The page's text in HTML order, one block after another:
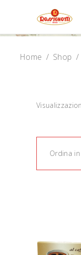
Home / Shop /